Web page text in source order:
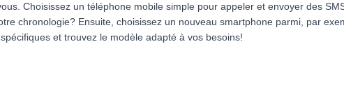
Choisissez un téléphone mobile simple pour appeler et envoyer des
chronologie? Ensuite, choisissez un nouveau smartphone parmi, par
et trouvez le modèle adapté à vos besoins!